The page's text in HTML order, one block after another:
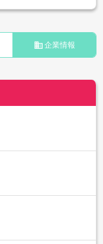
business 企業情報